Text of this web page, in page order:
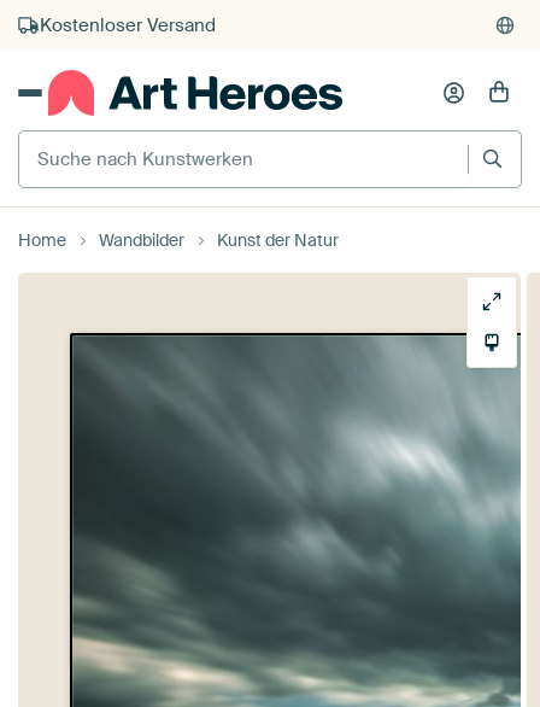
Kostenloser Versand
Kauf auf Rechnung
Individueller Druck auf Bestellung
Suche nach Kunstwerken
Home Wandbilder Kunst der Natur